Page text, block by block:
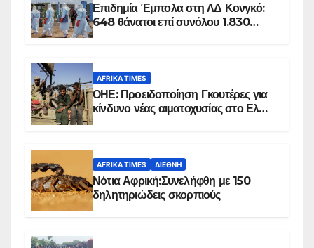
Επιδημία Έμπολα στη ΛΔ Κονγκό:
648 θάνατοι επί συνόλου 1.830
AFRIKA TIMES
ΟΗΕ: Προειδοποίηση Γκουτέρες για
κίνδυνο νέας αιματοχυσίας στο Ελ
AFRIKA TIMES ΔΙΕΘΝΉ
Νότια Αφρική:Συνελήφθη με 150
δηλητηριώδεις σκορπιούς